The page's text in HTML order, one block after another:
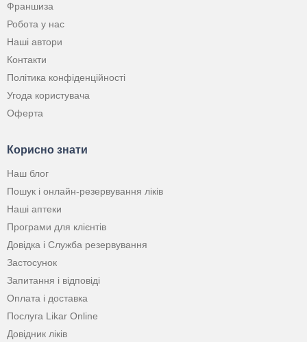
Франшиза
Робота у нас
Наші автори
Контакти
Політика конфіденційності
Угода користувача
Оферта
Корисно знати
Наш блог
Пошук і онлайн-резервування ліків
Наші аптеки
Програми для клієнтів
Довідка і Служба резервування
Застосунок
Запитання і відповіді
Оплата і доставка
Послуга Likar Online
Довідник ліків